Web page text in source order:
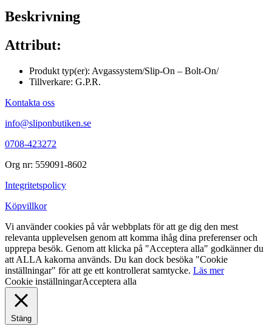
Beskrivning
Attribut:
Produkt typ(er): Avgassystem/Slip-On – Bolt-On/
Tillverkare: G.P.R.
Kontakta oss
info@sliponbutiken.se
0708-423272
Org nr: 559091-8602
Integritetspolicy
Köpvillkor
Vi använder cookies på vår webbplats för att ge dig den mest
relevanta upplevelsen genom att komma ihåg dina preferenser och
upprepa besök. Genom att klicka på "Acceptera alla" godkänner du
att ALLA kakorna används. Du kan dock besöka "Cookie
inställningar" för att ge ett kontrollerat samtycke. Läs mer
Cookie inställningarAcceptera alla
Stäng